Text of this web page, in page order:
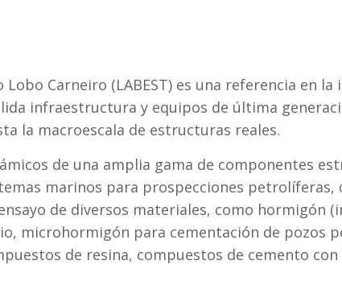
Carneiro (LABEST) es una referencia en
infraestructura y equipos de última
la macroescala de estructuras reales.
de una amplia gama de componentes
marinos para prospecciones
de diversos materiales, como
microhormigón para cementación de pozos
de resina, compuestos de cemento